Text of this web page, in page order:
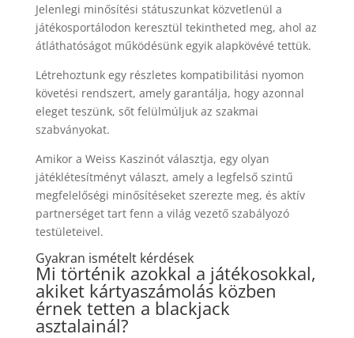
Jelenlegi minősítési státuszunkat közvetlenül a
játékosportálodon keresztül tekintheted meg, ahol az
átláthatóságot működésünk egyik alapkövévé tettük.
Létrehoztunk egy részletes kompatibilitási nyomon
követési rendszert, amely garantálja, hogy azonnal
eleget teszünk, sőt felülmúljuk az szakmai
szabványokat.
Amikor a Weiss Kaszinót választja, egy olyan
játéklétesítményt választ, amely a legfelső szintű
megfelelőségi minősítéseket szerezte meg, és aktív
partnerséget tart fenn a világ vezető szabályozó
testületeivel.
Gyakran ismételt kérdések
Mi történik azokkal a játékosokkal,
akiket kártyaszámolás közben
érnek tetten a blackjack
asztalainál?